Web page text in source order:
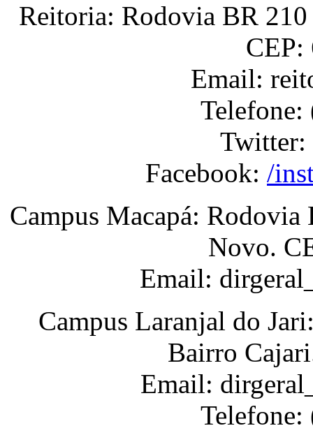
Reitoria: Rodovia BR
CEP:
Email:
Twitter:
Facebook: /
Campus Macapá:
Novo.
Email:
Campus Laranjal do
Bairro
Email: